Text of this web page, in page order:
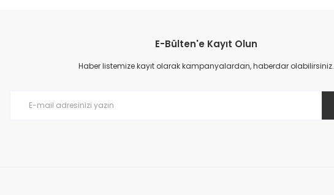
E-Bülten'e Kayıt Olun
Haber listemize kayıt olarak kampanyalardan, haberdar olabilirsiniz.